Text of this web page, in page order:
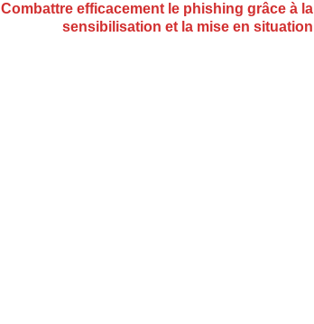
Combattre efficacement le phishing grâce à la
sensibilisation et la mise en situation